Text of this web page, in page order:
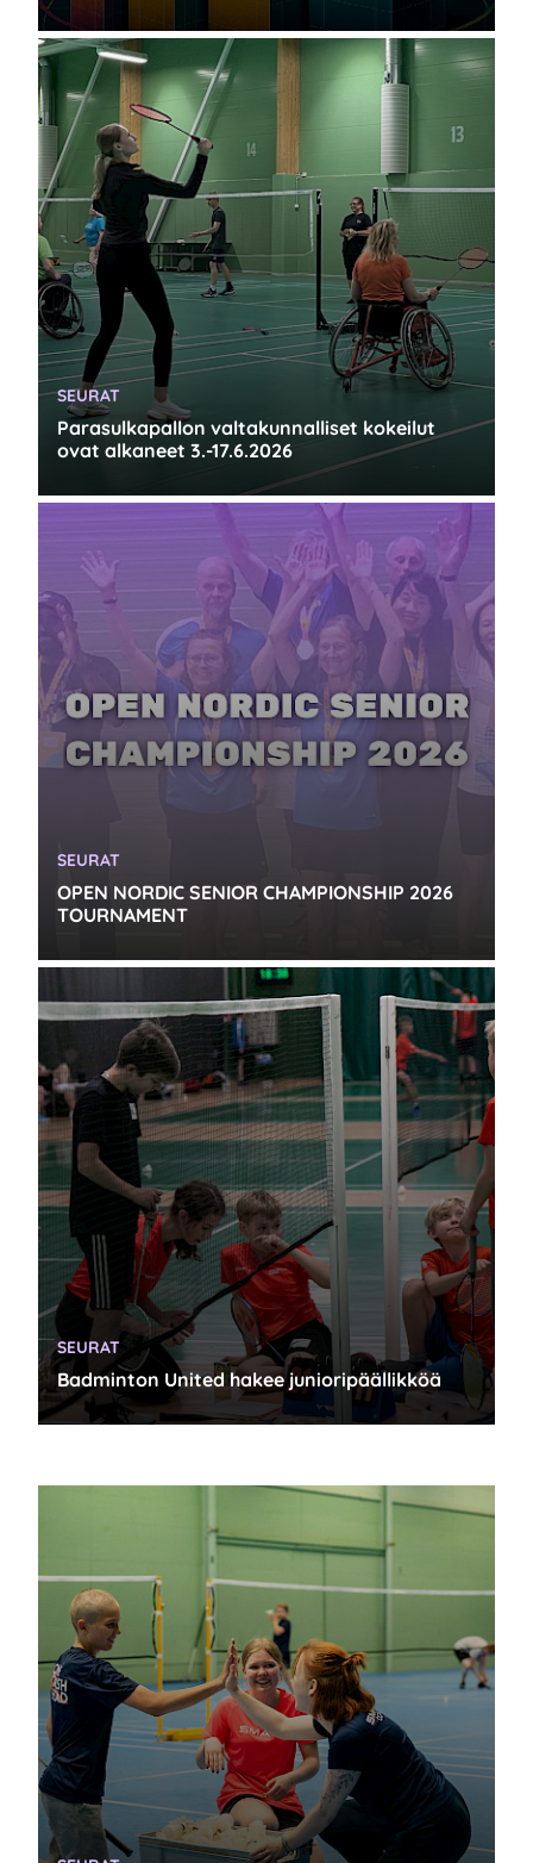
Parasulkapallon valtakunnalliset kokeilut
ovat alkaneet 3.-17.6.2026
KATEGORIA:
SEURAT
OPEN NORDIC SENIOR CHAMPIONSHIP 2026
TOURNAMENT
KATEGORIA:
SEURAT
Badminton United hakee junioripäällikköä
KATEGORIA:
SEURAT